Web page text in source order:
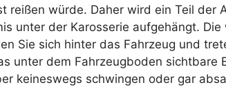
reißen würde. Daher wird ein Teil der
unter der Karosserie aufgehängt.
Sie sich hinter das Fahrzeug und
unter dem Fahrzeugboden sichtbare
keineswegs schwingen oder gar